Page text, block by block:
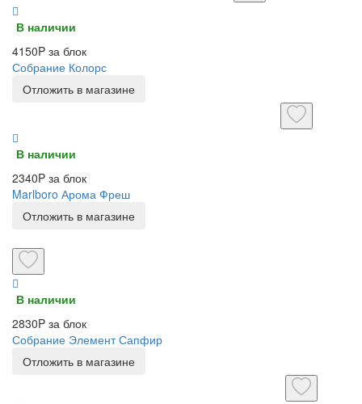
В наличии
4150P за блок
Собрание Колорс
Отложить в магазине
В наличии
2340P за блок
Marlboro Арома Фреш
Отложить в магазине
В наличии
2830P за блок
Собрание Элемент Сапфир
Отложить в магазине